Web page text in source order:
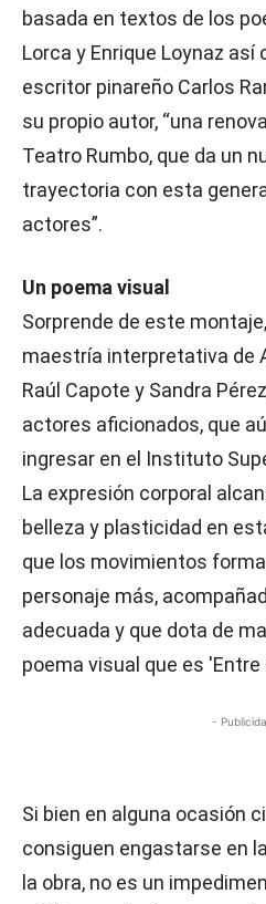
basada en textos de los
Lorca y Enrique Loynaz así
escritor pinareño Carlos
su propio autor, “una
Teatro Rumbo, que da un
trayectoria con esta
actores”.
Un poema visual
Sorprende de este
maestría interpretativa de
Raúl Capote y Sandra
actores aficionados, que
ingresar en el Instituto
La expresión corporal
belleza y plasticidad en
que los movimientos
personaje más,
adecuada y que dota de
poema visual que es
-
Si bien en alguna ocasión
consiguen engastarse en
la obra, no es un